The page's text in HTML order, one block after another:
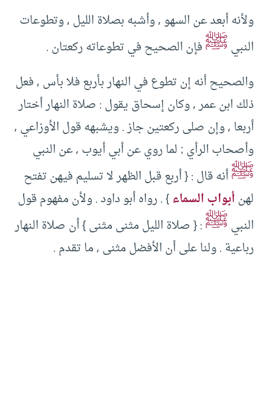
ولأنه أبعد عن السهو , وأشبه بصلاة الليل , وتطوعات
النبيﷺفإن الصحيح في تطوعاته ركعتان .
والصحيح أنه إن تطوع في النهار بأربع فلا بأس , فعل
ذلك ابن عمر , وكان إسحاق يقول : صلاة النهار أختار
أربعا , وإن صلى ركعتين جاز . ويشبهه قول الأوزاعي ,
وأصحاب الرأي ; لما روي عن أبي أيوب , عن النبي
ﷺأنه قال : { أربع قبل الظهر لا تسليم فيهن تفتح
لهنأبواب السماء} . رواه أبو داود . ولأن مفهوم قول
النبيﷺ: { صلاة الليل مثنى مثنى } أن صلاة النهار
رباعية . ولنا على أن الأفضل مثنى , ما تقدم .